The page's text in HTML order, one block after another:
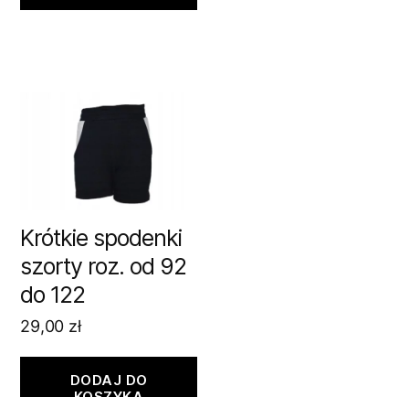
Krótkie spodenki
szorty roz. od 92
do 122
29,00 zł
DODAJ DO